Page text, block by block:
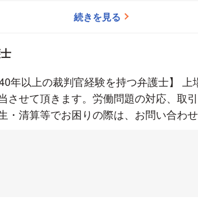
要です。 時間外予約は要相談。
続きを見る
年以上の裁判官経験を持つ弁護士】
させて頂きます。労働問題の対応、取
・清算等でお困りの際は、お問い合わせ